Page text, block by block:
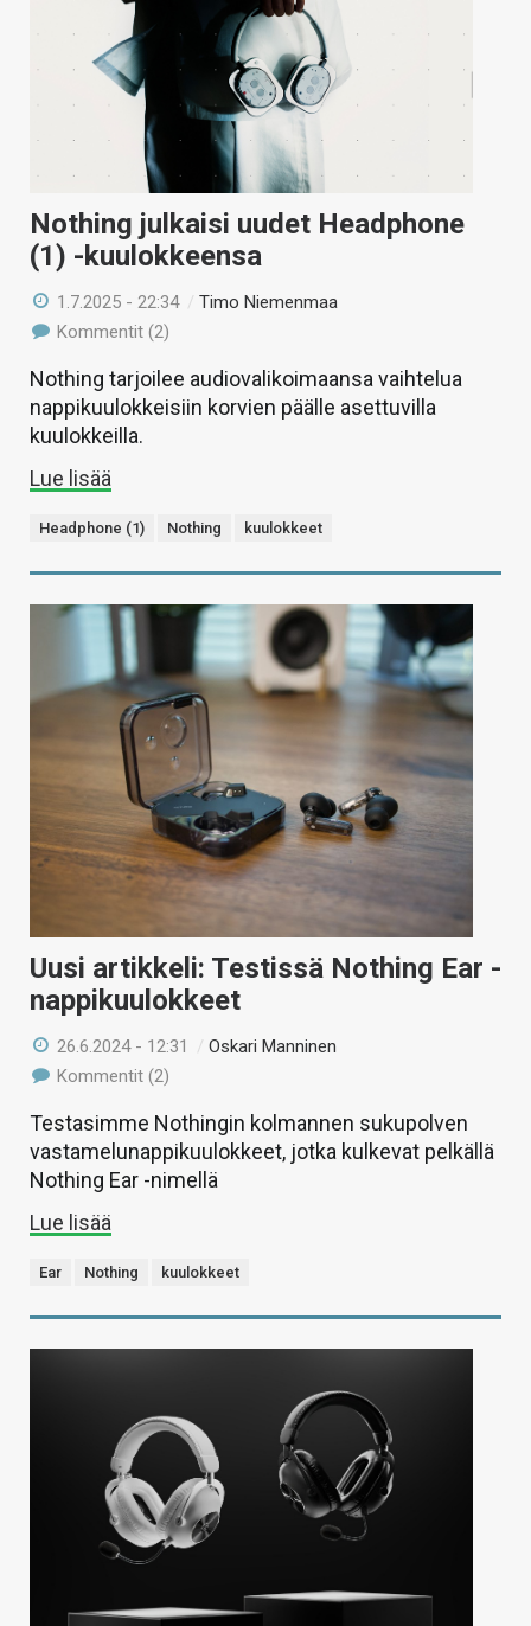
Nothing julkaisi uudet Headphone
(1) -kuulokkeensa
1.7.2025 - 22:34 /Timo Niemenmaa
Kommentit (2)
Nothing tarjoilee audiovalikoimaansa vaihtelua
nappikuulokkeisiin korvien päälle asettuvilla
kuulokkeilla.
Lue lisää
Headphone (1) Nothing kuulokkeet
Uusi artikkeli: Testissä Nothing Ear -
nappikuulokkeet
26.6.2024 - 12:31 /Oskari Manninen
Kommentit (2)
Testasimme Nothingin kolmannen sukupolven
vastamelunappikuulokkeet, jotka kulkevat pelkällä
Nothing Ear -nimellä
Lue lisää
Ear Nothing kuulokkeet